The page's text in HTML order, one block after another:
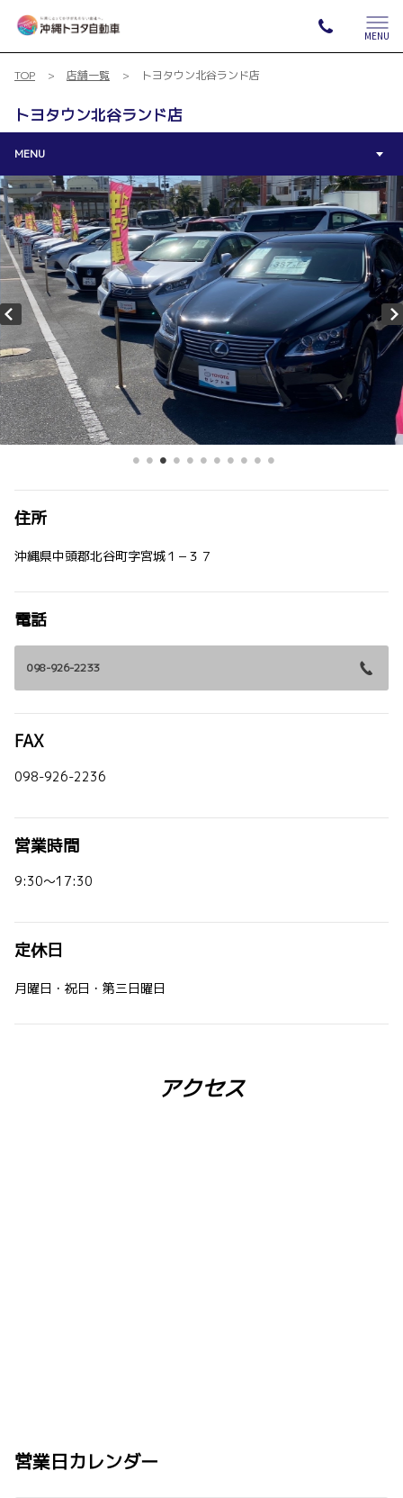
MENU
TOP 店舗一覧 トヨタウン北谷ランド店
トヨタウン北谷ランド店
MENU
住所
沖縄県中頭郡北谷町字宮城１−３７
電話
098-926-2233
FAX
098-926-2236
営業時間
9:30～17:30
定休日
月曜日・祝日・第三日曜日
アクセス
営業日カレンダー